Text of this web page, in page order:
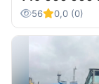
момент
Страна
56 0,0 (0)